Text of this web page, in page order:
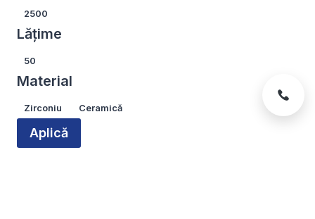
Lungime
2500
Lățime
Lățime
50
Material
Material
Zirconiu Ceramică
Aplică